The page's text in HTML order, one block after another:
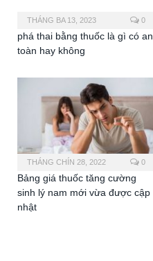
THÁNG BA 13, 2023 0
phá thai bằng thuốc là gì có an
toàn hay không
THÁNG CHÍN 28, 2022 0
Bảng giá thuốc tăng cường
sinh lý nam mới vừa được cập
nhật